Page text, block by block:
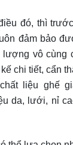
đó, thì
đảm bảo
vô cùng
chi tiết, cẩn
liệu ghế
da, lưới, nỉ